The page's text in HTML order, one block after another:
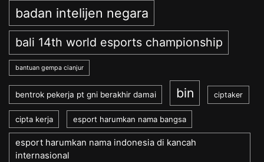
badan intelijen negara
bali 14th world esports championship
bantuan gempa cianjur
bentrok pekerja pt gni berakhir damai bin ciptaker
cipta kerja esport harumkan nama bangsa
esport harumkan nama indonesia di kancah
internasional